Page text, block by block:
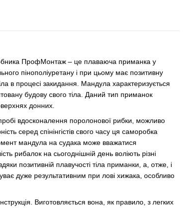
ПрофМонтаж – це плаваюча приманка у
пінополіуретану і при цьому має позитивну
в процесі закидання. Мандула характеризується
будову свого тіла. Даний тип приманок
донних.
вдосконалення поролонової рибки, можливо
серед спінінгістів свого часу ця саморобка
мандула на судака може вважатися
рибалок на сьогоднішній день воліють різні
позитивній плавучості тіла приманки, а, отже, і
дуже результативним при лові хижака, особливо
Виготовляється вона, як правило, з легких